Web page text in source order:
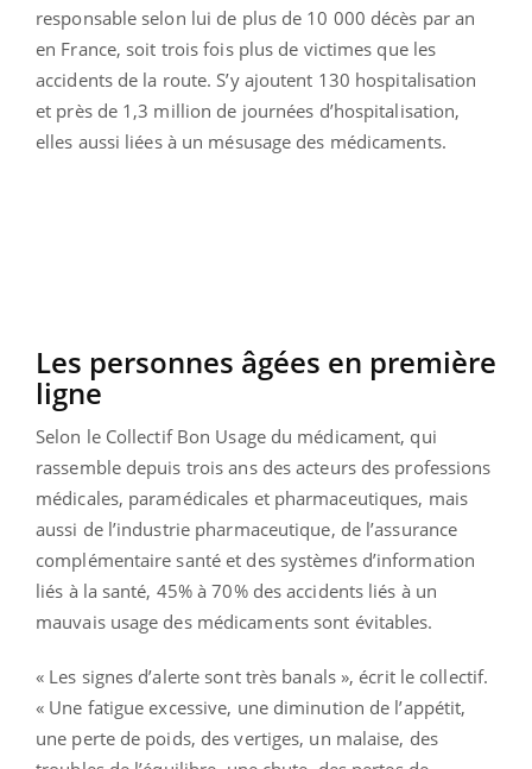
responsable selon lui de plus de 10 000 décès par an
en France, soit trois fois plus de victimes que les
accidents de la route. S’y ajoutent 130 hospitalisation
et près de 1,3 million de journées d’hospitalisation,
elles aussi liées à un mésusage des médicaments.
Les personnes âgées en première
ligne
Selon le Collectif Bon Usage du médicament, qui
rassemble depuis trois ans des acteurs des professions
médicales, paramédicales et pharmaceutiques, mais
aussi de l’industrie pharmaceutique, de l’assurance
complémentaire santé et des systèmes d’information
liés à la santé, 45% à 70% des accidents liés à un
mauvais usage des médicaments sont évitables.
« Les signes d’alerte sont très banals », écrit le collectif.
« Une fatigue excessive, une diminution de l’appétit,
une perte de poids, des vertiges, un malaise, des